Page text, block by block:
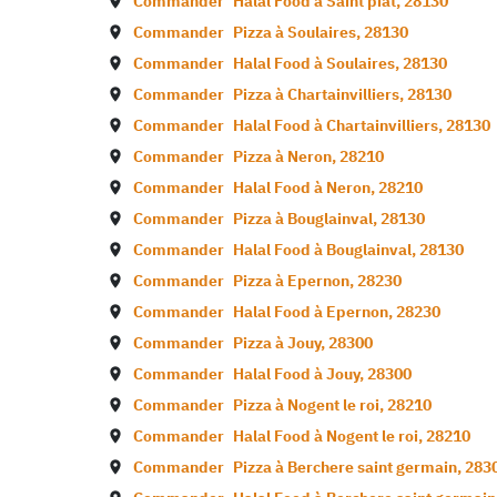
Commander Pizza àSoulaires,28130
Commander Halal Food àSoulaires,28130
Commander Pizza àChartainvilliers,28130
Commander Halal Food àChartainvilliers,28130
Commander Pizza à Neron,28210
Commander Halal Food à Neron,28210
Commander Pizza à Bouglainval,28130
Commander Halal Food à Bouglainval,28130
Commander Pizza à Epernon,28230
Commander Halal Food à Epernon,28230
Commander Pizza àJouy,28300
Commander Halal Food àJouy,28300
Commander Pizza à Nogent le roi,28210
Commander Halal Food à Nogent le roi,28210
Commander Pizza à Berchere saint germain,